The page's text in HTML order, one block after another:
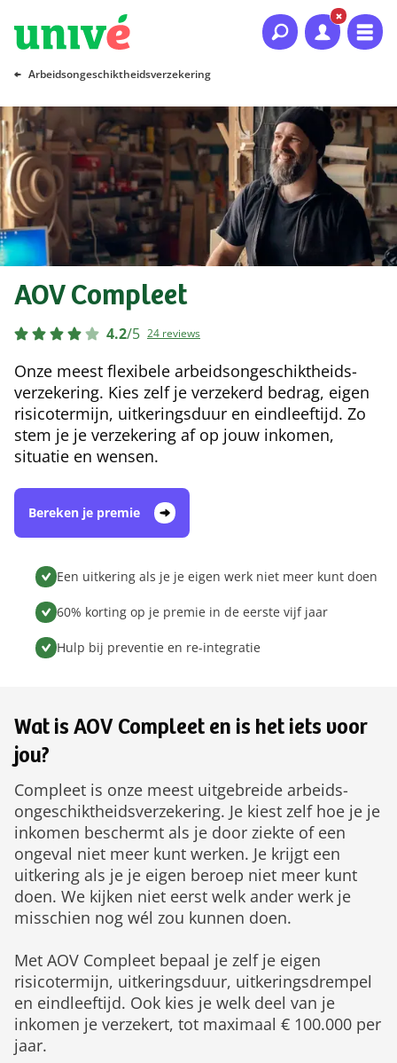
Naar hoofdinhoud
Naar hoofdnavigatie
Naar footer
Arbeidsongeschiktheidsverzekering
AOV Compleet
4.2/5 24 reviews
Onze meest flexibele arbeids­ongeschiktheids­
verzekering. Kies zelf je verzekerd bedrag, eigen
risicotermijn, uitkeringsduur en eindleeftijd. Zo
stem je je verzekering af op jouw inkomen,
situatie en wensen.
Bereken je premie
Een uitkering als je je eigen werk niet meer kunt doen
60% korting op je premie in de eerste vijf jaar
Hulp bij preventie en re-integratie
Wat is AOV Compleet en is het iets voor
jou?
Compleet is onze meest uitgebreide arbeids­
ongeschikt­heids­verzekering. Je kiest zelf hoe je je
inkomen beschermt als je door ziekte of een
ongeval niet meer kunt werken. Je krijgt een
uitkering als je je eigen beroep niet meer kunt
doen. We kijken niet eerst welk ander werk je
misschien nog wél zou kunnen doen.
Met AOV Compleet bepaal je zelf je eigen
risicotermijn, uitkeringsduur, uitkeringsdrempel
en eindleeftijd. Ook kies je welk deel van je
inkomen je verzekert, tot maximaal € 100.000 per
jaar.